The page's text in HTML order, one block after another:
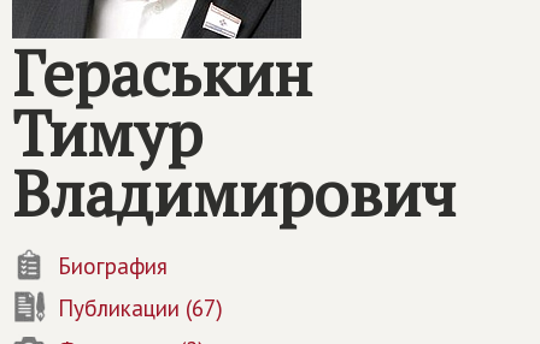
Гераськин
Тимур
Владимирович
Биография
Публикации (67)